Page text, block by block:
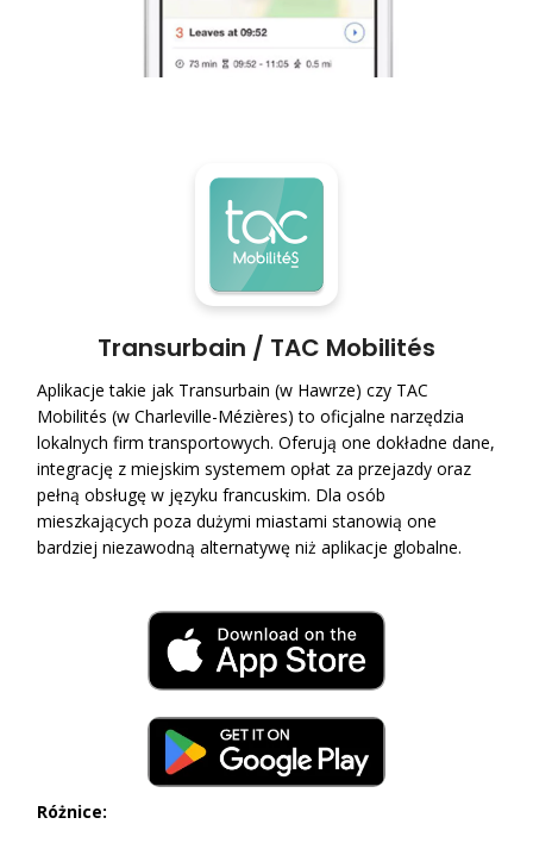
Transurbain / TAC Mobilités
Aplikacje takie jak Transurbain (w Hawrze) czy TAC
Mobilités (w Charleville-Mézières) to oficjalne narzędzia
lokalnych firm transportowych. Oferują one dokładne dane,
integrację z miejskim systemem opłat za przejazdy oraz
pełną obsługę w języku francuskim. Dla osób
mieszkających poza dużymi miastami stanowią one
bardziej niezawodną alternatywę niż aplikacje globalne.
Różnice: